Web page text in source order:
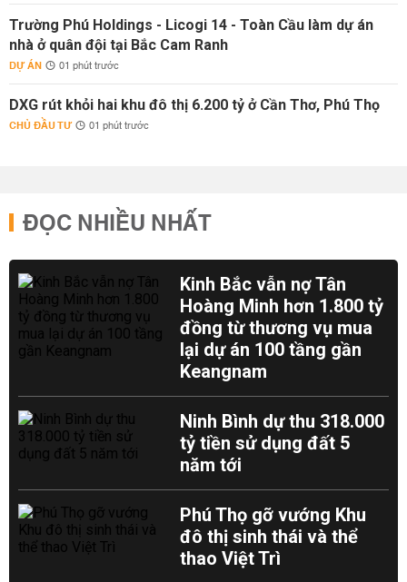
Trường Phú Holdings - Licogi 14 - Toàn Cầu làm dự án
nhà ở quân đội tại Bắc Cam Ranh
DỰ ÁN 01 phút trước
DXG rút khỏi hai khu đô thị 6.200 tỷ ở Cần Thơ, Phú Thọ
CHỦ ĐẦU TƯ 01 phút trước
ĐỌC NHIỀU NHẤT
Kinh Bắc vẫn nợ Tân
Hoàng Minh hơn 1.800 tỷ
đồng từ thương vụ mua
lại dự án 100 tầng gần
Keangnam
Ninh Bình dự thu 318.000
tỷ tiền sử dụng đất 5
năm tới
Phú Thọ gỡ vướng Khu
đô thị sinh thái và thể
thao Việt Trì